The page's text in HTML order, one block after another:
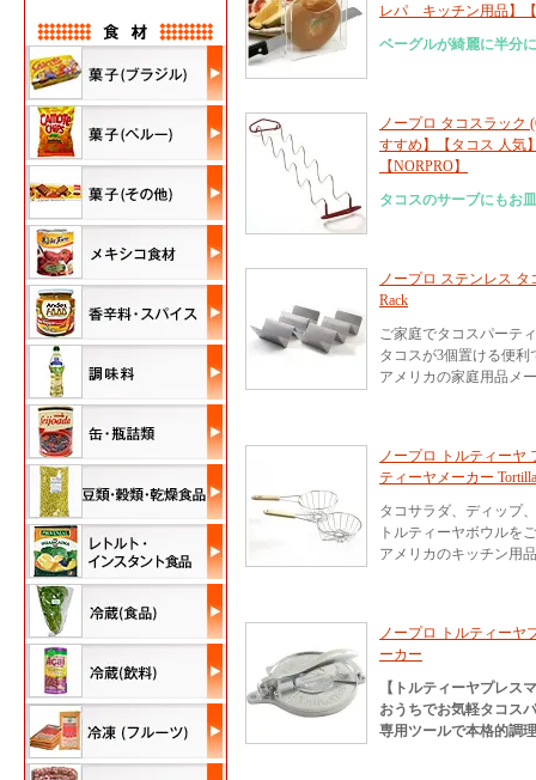
レパ キッチン用品】
ベーグルが綺麗に半分
ノープロ タコスラック
すすめ】【タコス 人
【NORPRO】
タコスのサーブにもお
ノープロ ステンレス タ
Rack
ご家庭でタコスパーテ
タコスが3個置ける便
アメリカの家庭用品メ
ノープロ トルティーヤ
ティーヤメーカー
タコサラダ、ディップ
トルティーヤボウルを
アメリカのキッチン用
ノープロ トルティーヤ
ーカー
【トルティーヤプレス
おうちでお気軽タコス
専用ツールで本格的調